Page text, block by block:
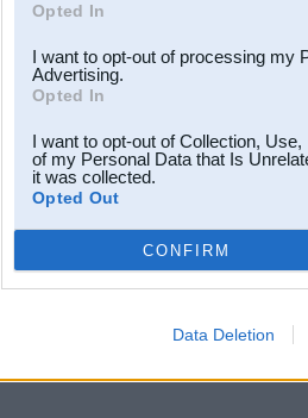
Opted In
I want to opt-out of processing my
Advertising.
Opted In
I want to opt-out of Collection,
of my Personal Data that Is
it was collected.
Opted Out
CONFIRM
Data Deletion